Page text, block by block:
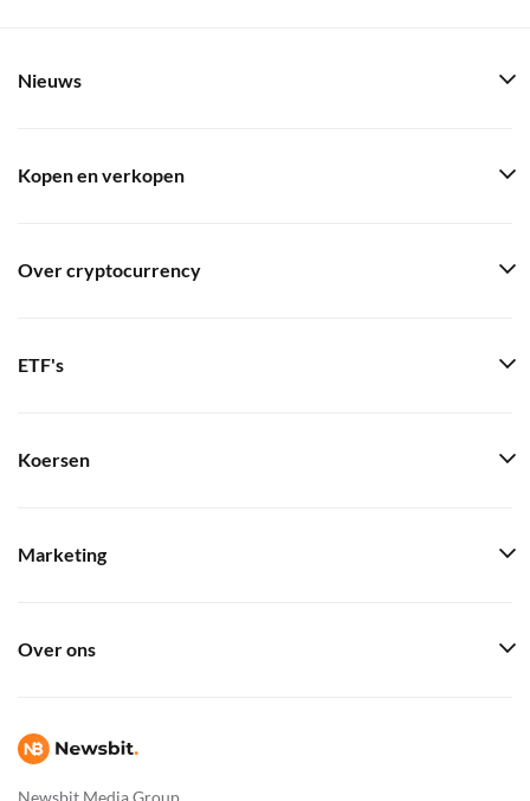
Newsbit Media Group
Nieuws
Kopen en verkopen
Over cryptocurrency
ETF's
Koersen
Marketing
Over ons